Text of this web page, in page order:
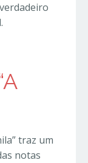
traz um
notas